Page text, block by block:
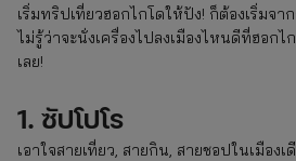
เริ่มทริปเที่ยวฮอกไกโดให้ปัง! ก็ต้องเริ่มจา
ไม่รู้ว่าจะนั่งเครื่องไปลงเมืองไหนดีที่ฮอกไ
เลย!
1. ซัปโปโร
เอาใจสายเที่ยว, สายกิน, สายชอปในเมือง